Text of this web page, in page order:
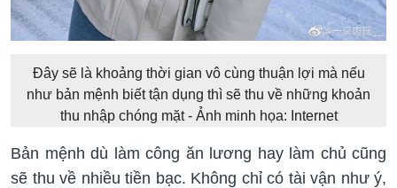
Đây sẽ là khoảng thời gian vô cùng thuận lợi mà nếu
như bản mệnh biết tận dụng thì sẽ thu về những khoản
thu nhập chóng mặt - Ảnh minh họa: Internet
Bản mệnh dù làm công ăn lương hay làm chủ cũng
sẽ thu về nhiều tiền bạc. Không chỉ có tài vận như ý,